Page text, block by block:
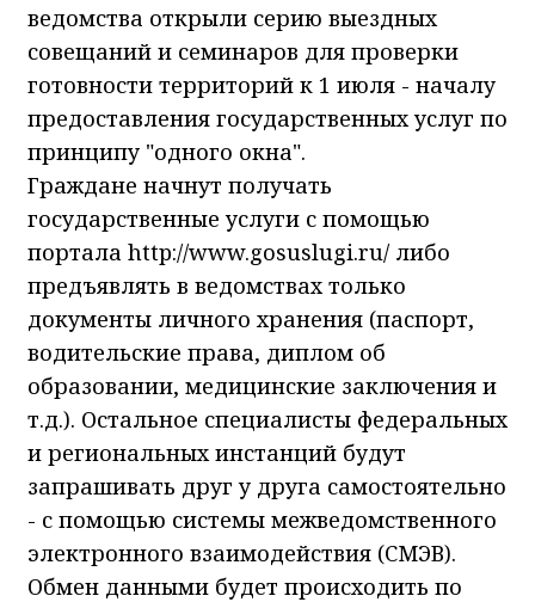
ведомства открыли серию выездных
совещаний и семинаров для проверки
готовности территорий к 1 июля - началу
предоставления государственных услуг по
принципу "одного окна".
Граждане начнут получать
государственные услуги с помощью
портала http://www.gosuslugi.ru/ либо
предъявлять в ведомствах только
документы личного хранения (паспорт,
водительские права, диплом об
образовании, медицинские заключения и
т.д.). Остальное специалисты федеральных
и региональных инстанций будут
запрашивать друг у друга самостоятельно
- с помощью системы межведомственного
электронного взаимодействия (СМЭВ).
Обмен данными будет происходить по